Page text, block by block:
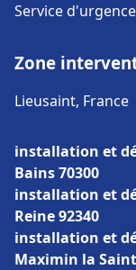
Service
Zone
Lieusaint, France
installation et
Bains 70300
installation et
Reine 92340
installation et
Maximin la